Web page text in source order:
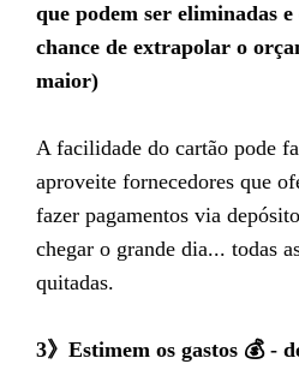
que podem ser eliminadas
chance de extrapolar o
maior)
A facilidade do cartão pode
aproveite fornecedores que
fazer pagamentos via
chegar o grande dia... todas
quitadas.
3》Estimem os gastos 💰 -